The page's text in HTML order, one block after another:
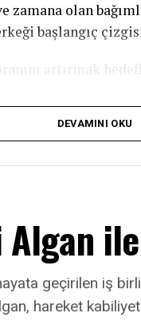
olan
başlangıç
artırmak
iş
Bakan Varank,
artırmak
için de
kadın
2019’daki
DEVAMINI OKU
geçirilen iş
hareket